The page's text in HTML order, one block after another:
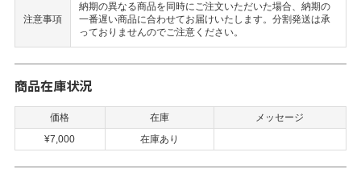
注意事項
納期の異なる商品を同時にご注文いただいた場合、納期の
一番遅い商品に合わせてお届けいたします。分割発送は承
っておりませんのでご注意ください。
商品在庫状況
価格 在庫
メッセージ
¥7,000
在庫あり